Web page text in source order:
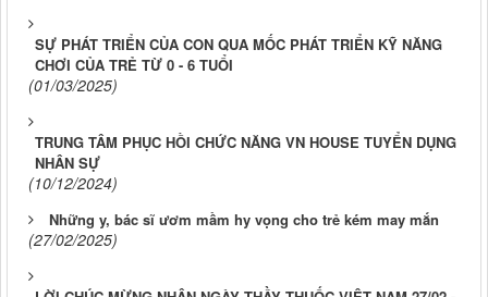
SỰ PHÁT TRIỂN CỦA CON QUA MỐC PHÁT TRIỂN KỸ NĂNG
CHƠI CỦA TRẺ TỪ 0 - 6 TUỔI
(01/03/2025)
TRUNG TÂM PHỤC HỒI CHỨC NĂNG VN HOUSE TUYỂN DỤNG
NHÂN SỰ
(10/12/2024)
Những y, bác sĩ ươm mầm hy vọng cho trẻ kém may mắn
(27/02/2025)